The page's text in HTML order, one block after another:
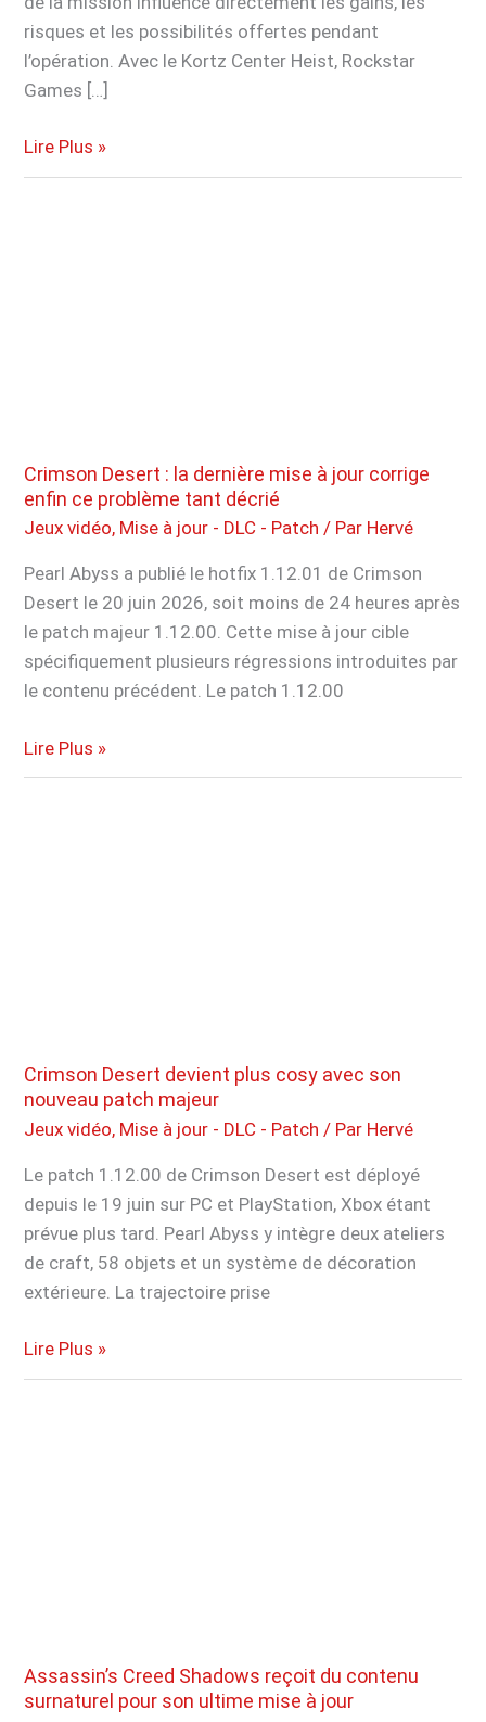
risques et les possibilités offertes pendant
l’opération. Avec le Kortz Center Heist, Rockstar
Games […]
GTA
Online
transforme
les
vols
d’art
Lire Plus »
Crimson Desert : la dernière mise à jour corrige
enfin ce problème tant décrié
Jeux vidéo, Mise à jour - DLC - Patch / Par Hervé
Pearl Abyss a publié le hotfix 1.12.01 de Crimson
Desert le 20 juin 2026, soit moins de 24 heures après
le patch majeur 1.12.00. Cette mise à jour cible
spécifiquement plusieurs régressions introduites par
le contenu précédent. Le patch 1.12.00
Crimson
Desert
problème
tant
décrié
Lire Plus »
Crimson Desert devient plus cosy avec son
nouveau patch majeur
Jeux vidéo, Mise à jour - DLC - Patch / Par Hervé
Le patch 1.12.00 de Crimson Desert est déployé
depuis le 19 juin sur PC et PlayStation, Xbox étant
prévue plus tard. Pearl Abyss y intègre deux ateliers
de craft, 58 objets et un système de décoration
extérieure. La trajectoire prise
Crimson
Desert
Lire Plus »
Assassin’s Creed Shadows reçoit du contenu
surnaturel pour son ultime mise à jour